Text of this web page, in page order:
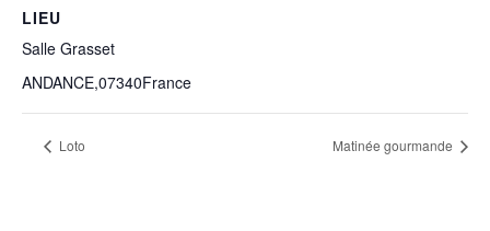
LIEU
Salle Grasset
ANDANCE,07340France
Loto Matinée gourmande